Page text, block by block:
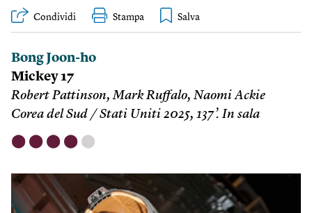
Condividi Stampa
Bong Joon-ho
Mickey 17
Robert Pattinson, Mark Ruffalo, Naomi Ackie
Corea del Sud / Stati Uniti 2025, 137’. In sala
⬤ ⬤ ⬤ ⬤ ⬤